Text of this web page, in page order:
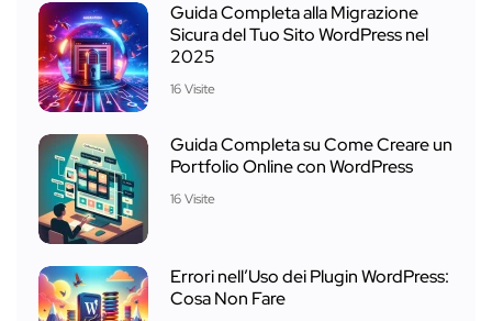
Guida Completa alla Migrazione
Sicura del Tuo Sito WordPress nel
2025
16 Visite
Guida Completa su Come Creare un
Portfolio Online con WordPress
16 Visite
Errori nell’Uso dei Plugin WordPress:
Cosa Non Fare